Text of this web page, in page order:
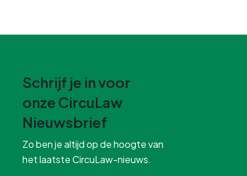
Schrijf je in voor
onze CircuLaw
Nieuwsbrief
Zo ben je altijd op de hoogte van
het laatste CircuLaw-nieuws.